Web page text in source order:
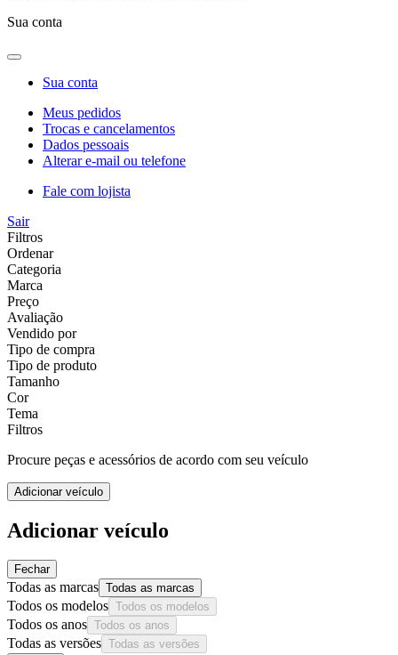
Sua conta
Sua conta
Meus pedidos
Trocas e cancelamentos
Dados pessoais
Alterar e-mail ou telefone
Fale com lojista
Sair
Filtros
Ordenar
Categoria
Marca
Preço
Avaliação
Vendido por
Tipo de compra
Tipo de produto
Tamanho
Cor
Tema
Filtros
Procure peças e acessórios de acordo com seu veículo
Adicionar veículo
Adicionar veículo
Fechar
Todas as marcas Todas as marcas
Todos os modelos Todos os modelos
Todos os anos Todos os anos
Todas as versões Todas as versões